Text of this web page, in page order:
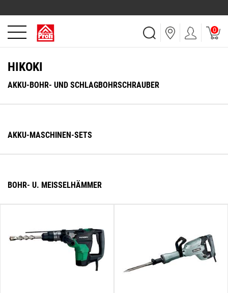
0
HIKOKI
AKKU-BOHR- UND SCHLAGBOHRSCHRAUBER
AKKU-MASCHINEN-SETS
BOHR- U. MEISSELHÄMMER